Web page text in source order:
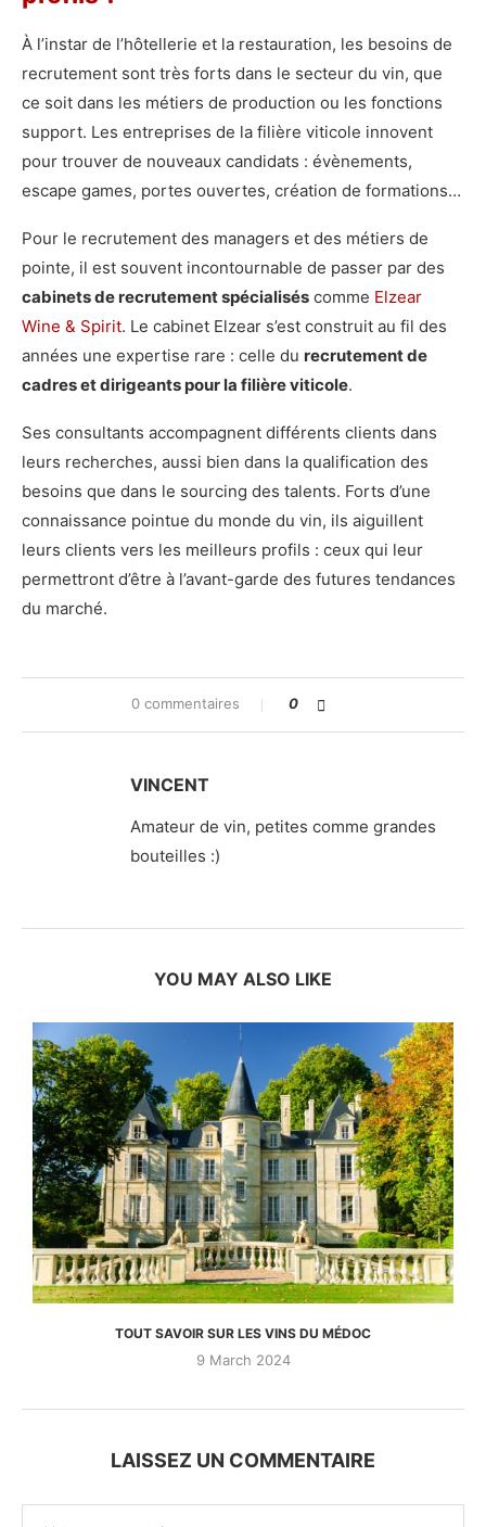
À l’instar de l’hôtellerie et la restauration, les besoins de
recrutement sont très forts dans le secteur du vin, que
ce soit dans les métiers de production ou les fonctions
support. Les entreprises de la filière viticole innovent
pour trouver de nouveaux candidats : évènements,
escape games, portes ouvertes, création de formations…
Pour le recrutement des managers et des métiers de
pointe, il est souvent incontournable de passer par des
cabinets de recrutement spécialisés comme Elzear
Wine & Spirit. Le cabinet Elzear s’est construit au fil des
années une expertise rare : celle du recrutement de
cadres et dirigeants pour la filière viticole.
Ses consultants accompagnent différents clients dans
leurs recherches, aussi bien dans la qualification des
besoins que dans le sourcing des talents. Forts d’une
connaissance pointue du monde du vin, ils aiguillent
leurs clients vers les meilleurs profils : ceux qui leur
permettront d’être à l’avant-garde des futures tendances
du marché.
0 commentaires 0
VINCENT
Amateur de vin, petites comme grandes
bouteilles :)
YOU MAY ALSO LIKE
TOUT SAVOIR SUR LES VINS DU MÉDOC
9 March 2024
LAISSEZ UN COMMENTAIRE